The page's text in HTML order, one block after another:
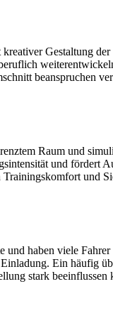
Gestaltung
beanspruchen
Raum und
und fördert
und
haben viele
Ein häufig
stark